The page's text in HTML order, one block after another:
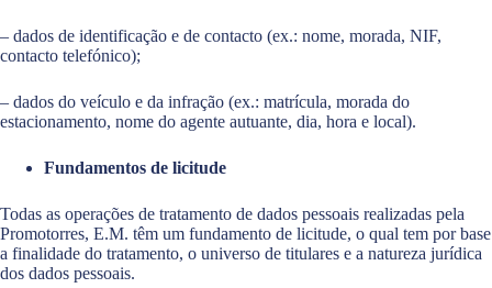
– dados de identificação e de contacto (ex.: nome, morada, NIF,
contacto telefónico);
– dados do veículo e da infração (ex.: matrícula, morada do
estacionamento, nome do agente autuante, dia, hora e local).
Fundamentos de licitude
Todas as operações de tratamento de dados pessoais realizadas pela
Promotorres, E.M. têm um fundamento de licitude, o qual tem por base
a finalidade do tratamento, o universo de titulares e a natureza jurídica
dos dados pessoais.